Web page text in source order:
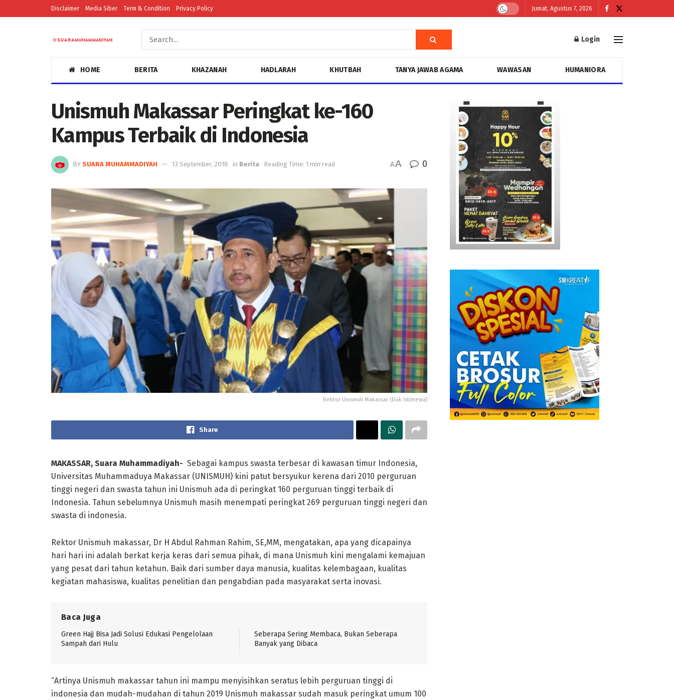
Disclaimer Media Siber Term & Condition Privacy Policy Jumat, Agustus 7, 2026
Login
HOME BERITA KHAZANAH HADLARAH KHUTBAH TANYA JAWAB AGAMA WAWASAN HUMANIORA
Unismuh Makassar Peringkat ke-160
Kampus Terbaik di Indonesia
BY SUARA MUHAMMADIYAH 13 September, 2018 in Berita Reading Time: 1 min read AA 0
Rektor Unismuh Makassar (Dok Istimewa)
Share
MAKASSAR, Suara Muhammadiyah- Sebagai kampus swasta terbesar di kawasan timur Indonesia,
Universitas Muhammaduya Makassar (UNISMUH) kini patut bersyukur kerena dari 2010 perguruan
tinggi negeri dan swasta tahun ini Unismuh ada di peringkat 160 perguruan tinggi terbaik di
Indonesia. Tahun sebelumnya Unismuh masih menempati peringkat 269 perguruan tinggi negeri dan
swasta di indonesia.
Rektor Unismuh makassar, Dr H Abdul Rahman Rahim, SE,MM, mengatakan, apa yang dicapainya
hari hari ini adalah berkat kerja keras dari semua pihak, di mana Unismuh kini mengalami kemajuan
yang pesat dari tahun ketahun. Baik dari sumber daya manusia, kualitas kelembagaan, kualitas
kegiatan mahasiswa, kualitas penelitian dan pengabdian pada masyarakat serta inovasi.
Baca Juga
Green Hajj Bisa Jadi Solusi Edukasi Pengelolaan
Sampah dari Hulu
Seberapa Sering Membaca, Bukan Seberapa
Banyak yang Dibaca
“Artinya Unismuh makassar tahun ini mampu menyisihkan seratus lebih perguruan tinggi di
indonesia dan mudah-mudahan di tahun 2019 Unismuh makassar sudah masuk peringkat umum 100